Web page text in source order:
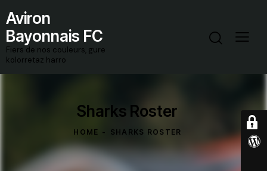
Aviron
Bayonnais FC
Fiers de nos couleurs, gure
kolorretaz harro
Sharks Roster
HOME SHARKS ROSTER